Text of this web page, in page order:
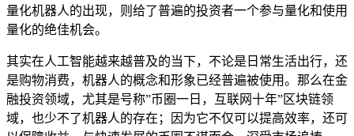
量化机器人的出现，则给了普遍的投资者一个参与量化和使用
量化的绝佳机会。
其实在人工智能越来越普及的当下，不论是日常生活出行，还
是购物消费，机器人的概念和形象已经普遍被使用。那么在金
融投资领域，尤其是号称”币圈一日，互联网十年”区块链领
域，也少不了机器人的存在；因为它不仅可以提高效率，还可